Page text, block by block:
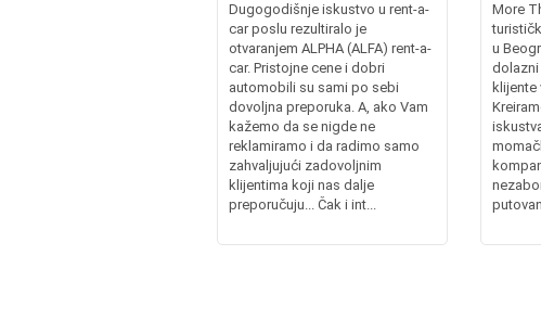
Dugogodišnje iskustvo u rent-a-
car poslu rezultiralo je
otvaranjem ALPHA (ALFA) rent-a-
car. Pristojne cene i dobri
automobili su sami po sebi
dovoljna preporuka. A, ako Vam
kažemo da se nigde ne
reklamiramo i da radimo samo
zahvaljujući zadovoljnim
klijentima koji nas dalje
preporučuju... Čak i int...
More
u
dolazni